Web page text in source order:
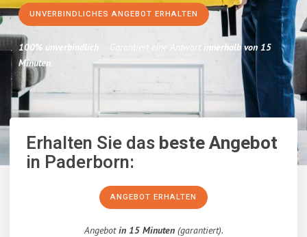
UNVERBINDLICHES ANGEBOT ERHALTEN
100% unverbindlich – Garantiert eine Antwort innerhalb von 15
Minuten.
Erhalten Sie dasbeste Angebot
in Paderborn:
ANGEBOT ERHALTEN
Angebotin 15 Minuten(garantiert).